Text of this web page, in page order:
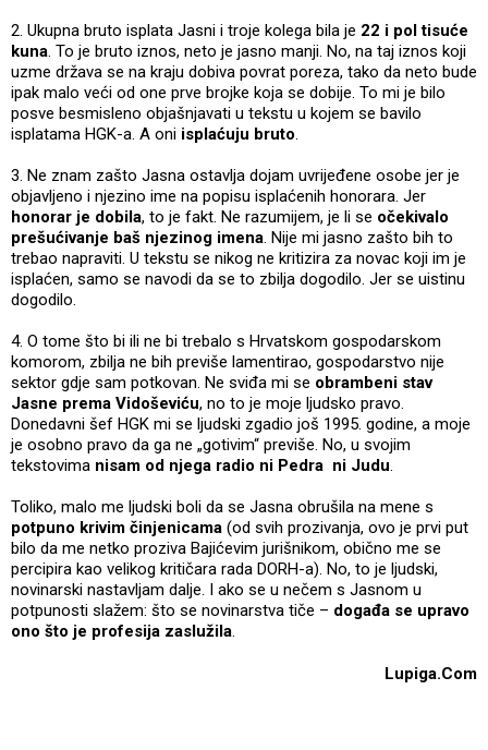
2. Ukupna bruto isplata Jasni i troje kolega bila je 22 i pol tisuće
kuna. To je bruto iznos, neto je jasno manji. No, na taj iznos koji
uzme država se na kraju dobiva povrat poreza, tako da neto bude
ipak malo veći od one prve brojke koja se dobije. To mi je bilo
posve besmisleno objašnjavati u tekstu u kojem se bavilo
isplatama HGK-a. A oni isplaćuju bruto.
3. Ne znam zašto Jasna ostavlja dojam uvrijeđene osobe jer je
objavljeno i njezino ime na popisu isplaćenih honorara. Jer
honorar je dobila, to je fakt. Ne razumijem, je li se očekivalo
prešućivanje baš njezinog imena. Nije mi jasno zašto bih to
trebao napraviti. U tekstu se nikog ne kritizira za novac koji im je
isplaćen, samo se navodi da se to zbilja dogodilo. Jer se uistinu
dogodilo.
4. O tome što bi ili ne bi trebalo s Hrvatskom gospodarskom
komorom, zbilja ne bih previše lamentirao, gospodarstvo nije
sektor gdje sam potkovan. Ne sviđa mi se obrambeni stav
Jasne prema Vidoševiću, no to je moje ljudsko pravo.
Donedavni šef HGK mi se ljudski zgadio još 1995. godine, a moje
je osobno pravo da ga ne „gotivim“ previše. No, u svojim
tekstovima nisam od njega radio ni Pedra ni Judu.
Toliko, malo me ljudski boli da se Jasna obrušila na mene s
potpuno krivim činjenicama (od svih prozivanja, ovo je prvi put
bilo da me netko proziva Bajićevim jurišnikom, obično me se
percipira kao velikog kritičara rada DORH-a). No, to je ljudski,
novinarski nastavljam dalje. I ako se u nečem s Jasnom u
potpunosti slažem: što se novinarstva tiče – događa se upravo
ono što je profesija zaslužila.
Lupiga.Com